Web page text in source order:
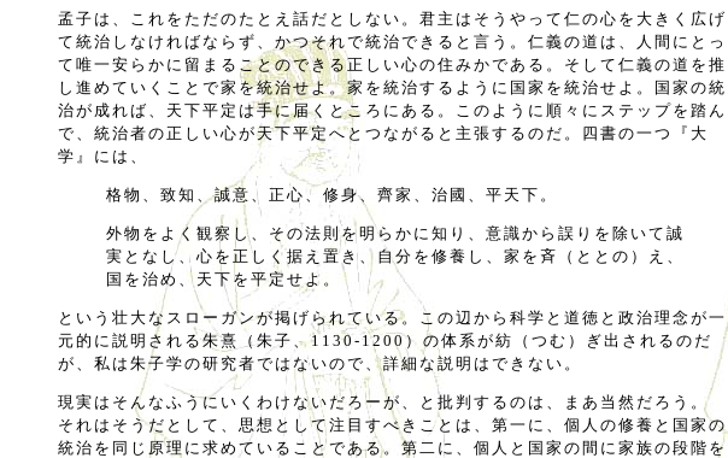
孟子は、これをただのたとえ話だとしない。君主はそうやって仁の心を大きく広げ
て統治しなければならず、かつそれで統治できると言う。仁義の道は、人間にとっ
て唯一安らかに留まることのできる正しい心の住みかである。そして仁義の道を推
し進めていくことで家を統治せよ。家を統治するように国家を統治せよ。国家の統
治が成れば、天下平定は手に届くところにある。このように順々にステップを踏ん
で、統治者の正しい心が天下平定へとつながると主張するのだ。四書の一つ『大
学』には、
格物、致知、誠意、正心、修身、齊家、治國、平天下。
外物をよく観察し、その法則を明らかに知り、意識から誤りを除いて誠
実となし、心を正しく据え置き、自分を修養し、家を斉（ととの）え、
国を治め、天下を平定せよ。
という壮大なスローガンが掲げられている。この辺から科学と道徳と政治理念が一
元的に説明される朱熹（朱子、1130-1200）の体系が紡（つむ）ぎ出されるのだ
が、私は朱子学の研究者ではないので、詳細な説明はできない。
現実はそんなふうにいくわけないだろーが、と批判するのは、まあ当然だろう。
それはそうだとして、思想として注目すべきことは、第一に、個人の修養と国家の
統治を同じ原理に求めていることである。第二に、個人と国家の間に家族の段階を